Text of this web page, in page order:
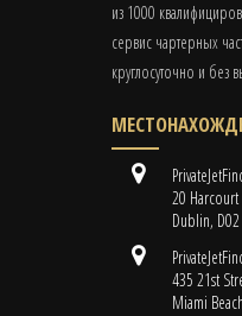
из 1000
сервис чартерных
круглосуточно и без
20
Dublin,
435 21st
Miami